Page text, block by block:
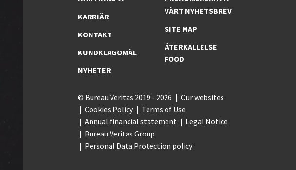
KARRIÄR
KONTAKT
KUNDKLAGOMÅL
NYHETER
VÅRT NYHETSBREV
SITE MAP
ÅTERKALLELSE
FOOD
© Bureau Veritas 2019 - 2026
Our websites
Cookies Policy
Terms of Use
Annual financial statement
Legal Notice
Bureau Veritas Group
Personal Data Protection policy